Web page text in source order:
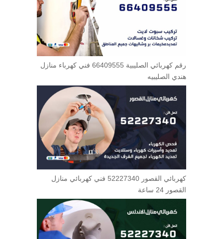
رقم كهربائي الصليبية 66409555 فني كهرباء منازل
هندي الصليبيه
كهربائي القصور 52227340 فني كهربائي منازل
القصور 24 ساعة